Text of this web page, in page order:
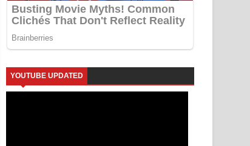
YOUTUBE UPDATED